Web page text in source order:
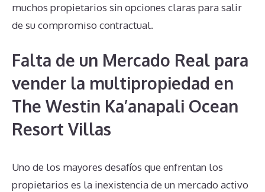
muchos propietarios sin opciones claras para salir
de su compromiso contractual.
Falta de un Mercado Real para
vender la multipropiedad en
The Westin Ka’anapali Ocean
Resort Villas
Uno de los mayores desafíos que enfrentan los
propietarios es la inexistencia de un mercado activo